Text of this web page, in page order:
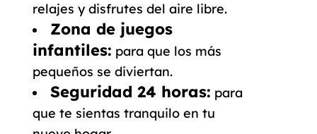
relajes y disfrutes del aire libre.
Zona de juegos
infantiles: para que los más
pequeños se diviertan.
Seguridad 24 horas: para
que te sientas tranquilo en tu